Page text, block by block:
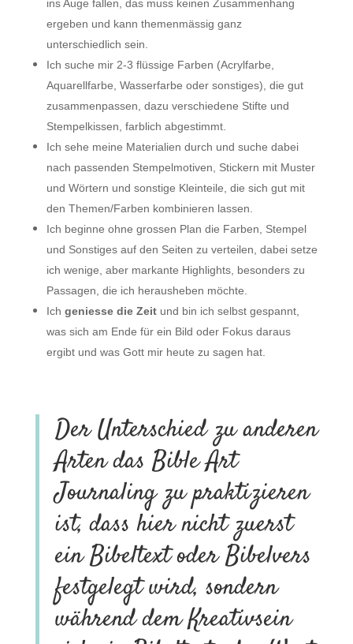
ergeben und kann themenmässig ganz
unterschiedlich sein.
Ich suche mir 2-3 flüssige Farben (Acrylfarbe,
Aquarellfarbe, Wasserfarbe oder sonstiges), die gut
zusammenpassen, dazu verschiedene Stifte und
Stempelkissen, farblich abgestimmt.
Ich sehe meine Materialien durch und suche dabei
nach passenden Stempelmotiven, Stickern mit Muster
und Wörtern und sonstige Kleinteile, die sich gut mit
den Themen/Farben kombinieren lassen.
Ich beginne ohne grossen Plan die Farben, Stempel
und Sonstiges auf den Seiten zu verteilen, dabei setze
ich wenige, aber markante Highlights, besonders zu
Passagen, die ich herausheben möchte.
Ich geniesse die Zeitund bin ich selbst gespannt,
was sich am Ende für ein Bild oder Fokus daraus
ergibt und was Gott mir heute zu sagen hat.
Der Unterschied zu anderen
Arten das Bible Art
Journaling zu praktizieren
ist, dass hier nicht zuerst
ein Bibeltext oder Bibelvers
festgelegt wird, sondern
während dem Kreativsein